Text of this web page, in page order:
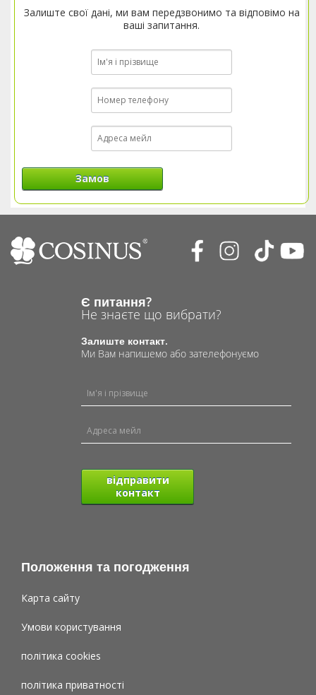
Залиште свої дані, ми вам передзвонимо та відповімо на
ваші запитання.
Замов
Є питання?
Не знаєте що вибрати?
Залиште контакт.
Ми Вам напишемо або зателефонуємо
відправити
контакт
Положення та погодження
Карта сайту
Умови користування
політика cookies
політика приватності